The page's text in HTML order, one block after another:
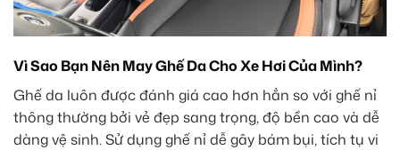
Vì Sao Bạn Nên May Ghế Da Cho Xe Hơi Của Mình?
Ghế da luôn được đánh giá cao hơn hẳn so với ghế nỉ
thông thường bởi vẻ đẹp sang trọng, độ bền cao và dễ
dàng vệ sinh. Sử dụng ghế nỉ dễ gây bám bụi, tích tụ vi